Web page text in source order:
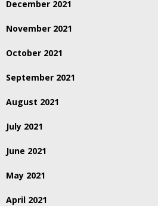
December 2021
November 2021
October 2021
September 2021
August 2021
July 2021
June 2021
May 2021
April 2021